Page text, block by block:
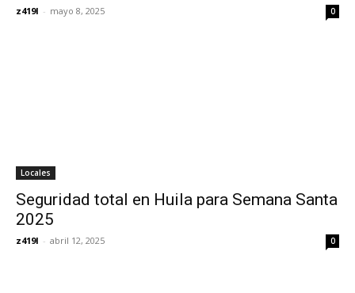
z419l - mayo 8, 2025 0
Locales
Seguridad total en Huila para Semana Santa
2025
z419l - abril 12, 2025 0